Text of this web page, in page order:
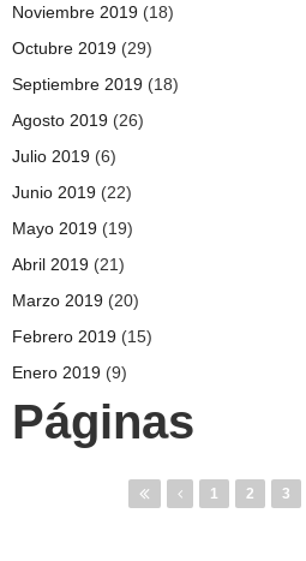
Noviembre 2019 (18)
Octubre 2019 (29)
Septiembre 2019 (18)
Agosto 2019 (26)
Julio 2019 (6)
Junio 2019 (22)
Mayo 2019 (19)
Abril 2019 (21)
Marzo 2019 (20)
Febrero 2019 (15)
Enero 2019 (9)
Páginas
1 2 3